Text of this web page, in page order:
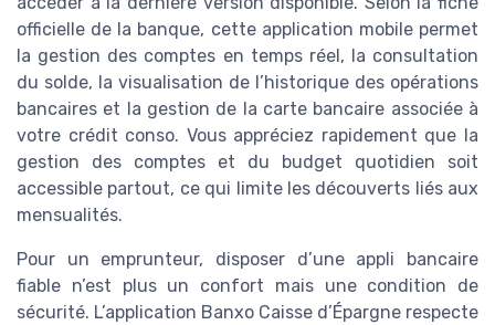
officielle de la banque, cette application mobile permet
la gestion des comptes en temps réel, la consultation
du solde, la visualisation de l’historique des opérations
bancaires et la gestion de la carte bancaire associée à
votre crédit conso. Vous appréciez rapidement que la
gestion des comptes et du budget quotidien soit
accessible partout, ce qui limite les découverts liés aux
mensualités.
Pour un emprunteur, disposer d’une appli bancaire
fiable n’est plus un confort mais une condition de
sécurité. L’application Banxo Caisse d’Épargne respecte